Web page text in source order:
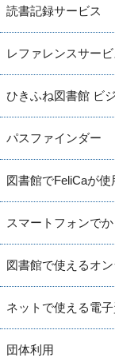
読書記録サービス
レファレンスサービ
ひきふね図書館 ビ
パスファインダー
図書館でFeliCaが使
スマートフォンで
図書館で使えるオ
ネットで使える電
団体利用